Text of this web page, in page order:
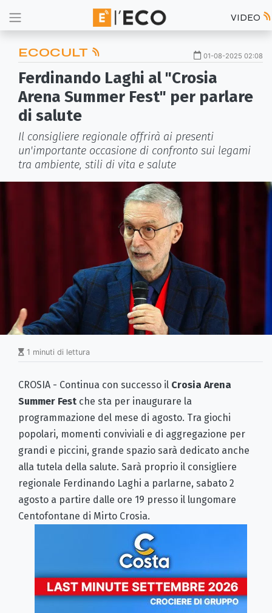
VIDEO
ECOCULT 01-08-2025 02:08
Ferdinando Laghi al "Crosia
Arena Summer Fest" per parlare
di salute
Il consigliere regionale offrirà ai presenti
un'importante occasione di confronto sui legami
tra ambiente, stili di vita e salute
1 minuti di lettura
CROSIA - Continua con successo il Crosia Arena
Summer Fest che sta per inaugurare la
programmazione del mese di agosto. Tra giochi
popolari, momenti conviviali e di aggregazione per
grandi e piccini, grande spazio sarà dedicato anche
alla tutela della salute. Sarà proprio il consigliere
regionale Ferdinando Laghi a parlarne, sabato 2
agosto a partire dalle ore 19 presso il lungomare
Centofontane di Mirto Crosia.